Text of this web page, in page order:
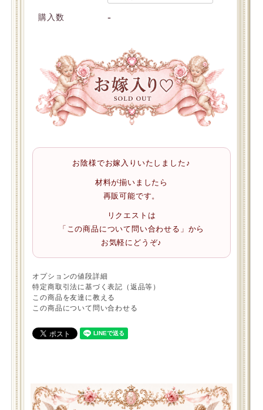
購入数 -
お陰様でお嫁入りいたしました♪
材料が揃いましたら
再販可能です。
リクエストは
「この商品について問い合わせる」から
お気軽にどうぞ♪
オプションの値段詳細
特定商取引法に基づく表記（返品等）
この商品を友達に教える
この商品について問い合わせる